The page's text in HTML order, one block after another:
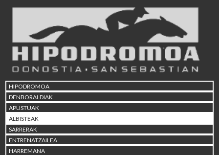
HIPODROMOA
DENBORALDIAK
APUSTUAK
ALBISTEAK
SARRERAK
ENTRENATZAILEA
HARREMANA